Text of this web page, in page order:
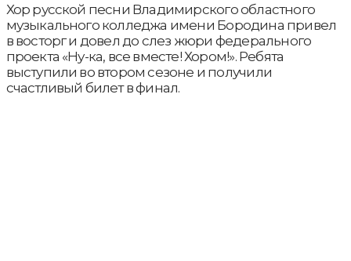
Хор русской песни Владимирского областного
музыкального колледжа имени Бородина привел
в восторг и довел до слез жюри федерального
проекта «Ну-ка, все вместе! Хором!». Ребята
выступили во втором сезоне и получили
счастливый билет в финал.